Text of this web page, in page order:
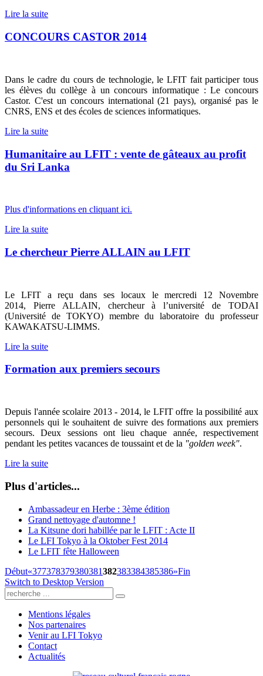
Lire la suite
CONCOURS CASTOR 2014
Dans le cadre du cours de technologie, le LFIT fait participer tous
les élèves du collège à un concours informatique : Le concours
Castor. C'est un concours international (21 pays), organisé pas le
CNRS, ENS et des écoles de sciences informatiques.
Lire la suite
Humanitaire au LFIT : vente de gâteaux au profit
du Sri Lanka
Plus d'informations en cliquant ici.
Lire la suite
Le chercheur Pierre ALLAIN au LFIT
Le LFIT a reçu dans ses locaux le mercredi 12 Novembre
2014, Pierre ALLAIN, chercheur à l’université de TODAI
(Université de TOKYO) membre du laboratoire du professeur
KAWAKATSU-LIMMS.
Lire la suite
Formation aux premiers secours
Depuis l'année scolaire 2013 - 2014, le LFIT offre la possibilité aux
personnels qui le souhaitent de suivre des formations aux premiers
secours. Deux sessions ont lieu chaque année, respectivement
pendant les petites vacances de toussaint et de la "golden week".
Lire la suite
Plus d'articles...
Ambassadeur en Herbe : 3ème édition
Grand nettoyage d'automne !
La Kitsune dori habillée par le LFIT : Acte II
Le LFI Tokyo à la Oktober Fest 2014
Le LFIT fête Halloween
Début«377378379380381382383384385386»Fin
Switch to Desktop Version
Mentions légales
Nos partenaires
Venir au LFI Tokyo
Contact
Actualités